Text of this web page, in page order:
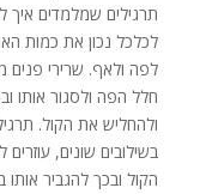
תרגילים שמלמדים איך
לכלכל נכון את כמות
לפה ולאף. שרירי פנים
חלל הפה ולסגור אותו
בשילובים שונים,
הקול ובכך להגביר אותו